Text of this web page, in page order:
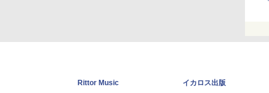
Rittor Music
イカロス出版